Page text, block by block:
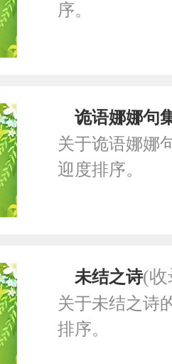
序。
诡语娜娜句
关于诡语娜娜
迎度排序。
未结之诗(收
关于未结之诗
排序。